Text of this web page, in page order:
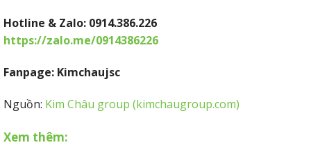
Hotline & Zalo: 0914.386.226
https://zalo.me/0914386226
Fanpage: Kimchaujsc
Nguồn: Kim Châu group (kimchaugroup.com)
Xem thêm: